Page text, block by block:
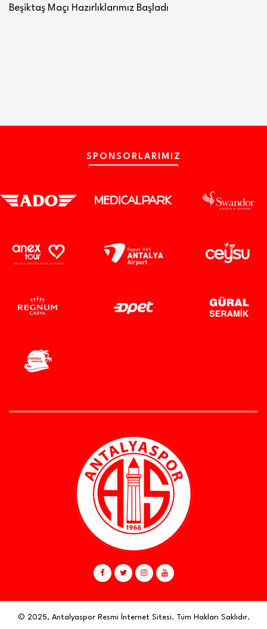
Beşiktaş Maçı Hazırlıklarımız Başladı
SPONSORLARIMIZ
© 2025, Antalyaspor Resmi İnternet Sitesi. Tüm Hakları Saklıdır.